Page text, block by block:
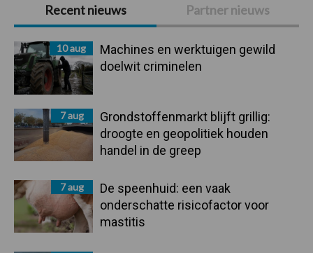
Sidebar
Recent nieuws Partner nieuws
10 aug
Machines en werktuigen gewild
doelwit criminelen
7 aug
Grondstoffenmarkt blijft grillig:
droogte en geopolitiek houden
handel in de greep
7 aug
De speenhuid: een vaak
onderschatte risicofactor voor
mastitis